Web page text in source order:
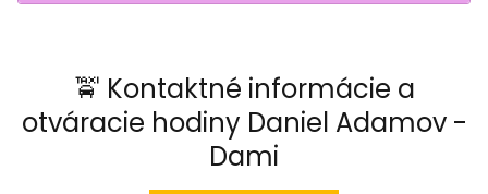
🚖 Kontaktné informácie a
otváracie hodiny Daniel Adamov -
Dami